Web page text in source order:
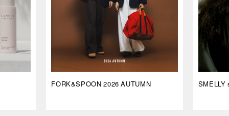
FORK&SPOON 2026 AUTUMN SMELLY